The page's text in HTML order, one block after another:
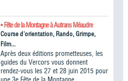
• Fête de la Montagne à Autrans Méaudre
Course d'orientation, Rando, Grimpe,
Film...
Après deux éditions prometteuses, les
guides du Vercors vous donnent
rendez-vous les 27 et 28 juin 2015 pour